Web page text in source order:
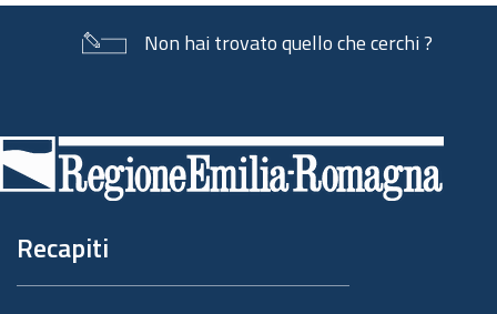
Non hai trovato quello che cerchi ?
di
pagina
Recapiti